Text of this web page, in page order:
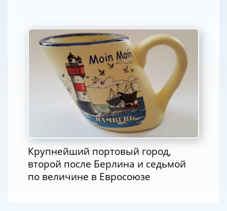
Крупнейший портовый город,
второй после Берлина и седьмой
по величине в Евросоюзе